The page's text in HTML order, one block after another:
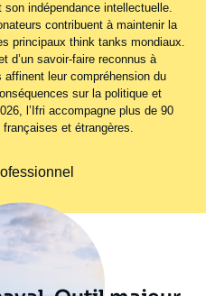
indépendance intellectuelle.
contribuent à maintenir la
principaux think tanks mondiaux.
d’un savoir-faire reconnus à
affinent leur compréhension du
sur la politique et
l’Ifri accompagne plus de 90
et étrangères.